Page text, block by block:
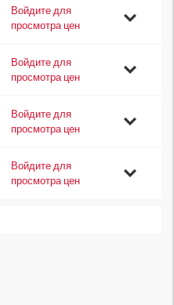
Войдите для
просмотра цен
Войдите для
просмотра цен
Войдите для
просмотра цен
Войдите для
просмотра цен